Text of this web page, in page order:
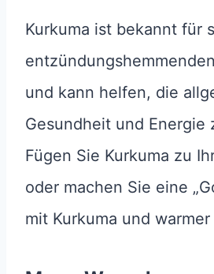
Kurkuma ist bekannt für
und kann helfen, die
Gesundheit und Energie
Fügen Sie Kurkuma zu
oder machen Sie eine
mit Kurkuma und